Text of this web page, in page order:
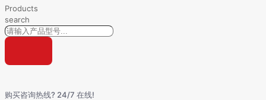
Products
search
购买咨询热线? 24/7 在线!